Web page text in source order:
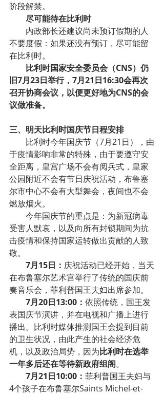
阶段解禁。
尽可能待在比利时
内政部长还建议尚未预订假期的人
不要度假：如果还没有预订，尽可能留
在比利时。
比利时国家安全委员会（CNS）仍
旧7月23日举行，7月21日16:30会再次
召开协商会议，以便更好地为CNS的会
议做准备。
三、明天比利时国庆节日程安排
比利时今年国庆节（7月21日），由
于疫情影响非常的特殊，由于要遵守安
全距离，皇宫广场不会有阅兵式，皇家
公园附近不会有节日庆祝活动，布鲁塞
尔市中心不会有大型舞会，夜间也不会
燃放烟火。
今年国庆节的重点是：为新冠病毒
受害人默哀，以及向所有封锁期间为抗
击疫情和保持国家运转做出贡献的人致
敬。
7月15日： 庆祝活动已经开始，当天
在布鲁塞尔艺术宫举行了传统的国庆前
奏音乐会，菲利普国王夫妇出席参加。
7月20日13:00： 依照传统，国王发
表国庆节演讲，并在电视和广播上进行
播出。比利时媒体推测国王会提到目前
的卫生状况，由此产生的社会经济危
机，以及政治局势，因为比利时在选举
一年多后还在等待新政府组阁。
7月21日10:00： 菲利普国王夫妇与
4个孩子在布鲁塞尔Saints Michel-et-